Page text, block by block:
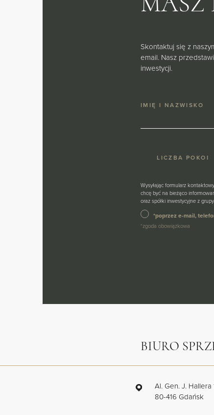
Skontaktuj się z
email. Nasz
inwestycji.
IMIĘ I NAZWISKO
LICZBA POKOI
Wysyłając formularz
chcę być na bieżąco
oraz spółki inwestycyjne z
*poprzez e-mail,
*zgoda obowiązkowa
BIURO
Al. Gen. J. Hallera
80-416 Gdańsk